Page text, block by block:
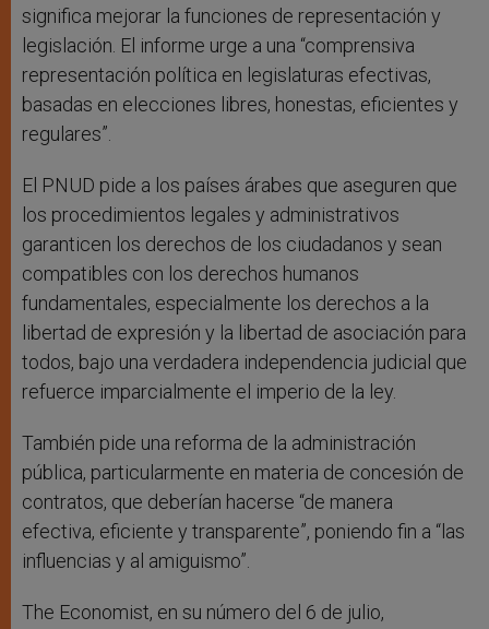
significa mejorar la funciones de representación y
legislación. El informe urge a una “comprensiva
representación política en legislaturas efectivas,
basadas en elecciones libres, honestas, eficientes y
regulares”.
El PNUD pide a los países árabes que aseguren que
los procedimientos legales y administrativos
garanticen los derechos de los ciudadanos y sean
compatibles con los derechos humanos
fundamentales, especialmente los derechos a la
libertad de expresión y la libertad de asociación para
todos, bajo una verdadera independencia judicial que
refuerce imparcialmente el imperio de la ley.
También pide una reforma de la administración
pública, particularmente en materia de concesión de
contratos, que deberían hacerse “de manera
efectiva, eficiente y transparente”, poniendo fin a “las
influencias y al amiguismo”.
The Economist, en su número del 6 de julio,